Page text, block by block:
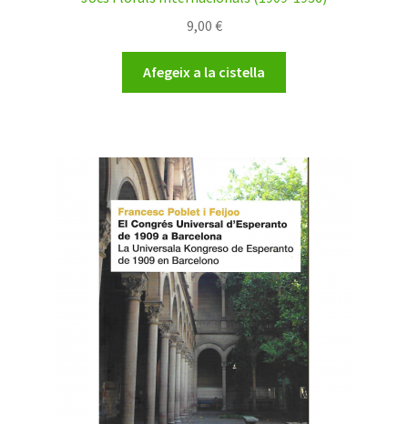
9,00 €
Afegeix a la cistella